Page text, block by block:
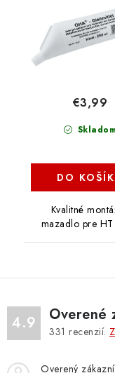
€3,99
DO
Kvalitné
mazadlo pre
4.9 Overené
331 recenzií.
Overený